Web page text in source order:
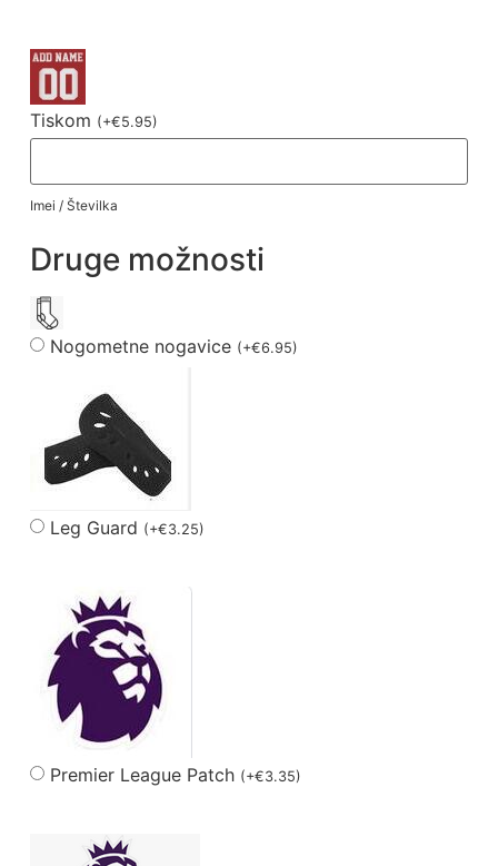
Tiskom (+€5.95)
Imei / Številka
Druge možnosti
Nogometne nogavice (+€6.95)
Leg Guard (+€3.25)
Premier League Patch (+€3.35)